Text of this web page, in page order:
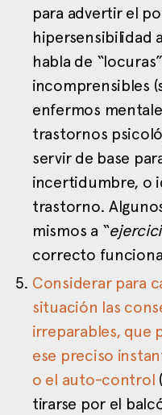
para advertir el
hipersensibilidad
habla de
incomprensibles
enfermos
trastornos
servir de base
incertidumbre, o
trastorno.
mismos a “
correcto
Considerar para
situación las
irreparables, que
ese preciso
o el auto-control
tirarse por el